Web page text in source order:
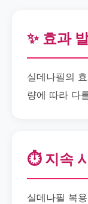
✨ 효과
실데나필의
량에 따라 다
⏱️ 지속
실데나필 복